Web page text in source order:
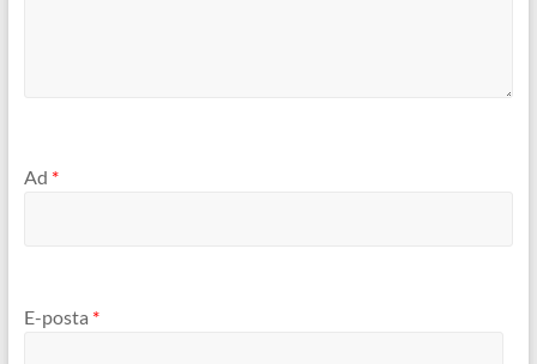
Ad *
E-posta *